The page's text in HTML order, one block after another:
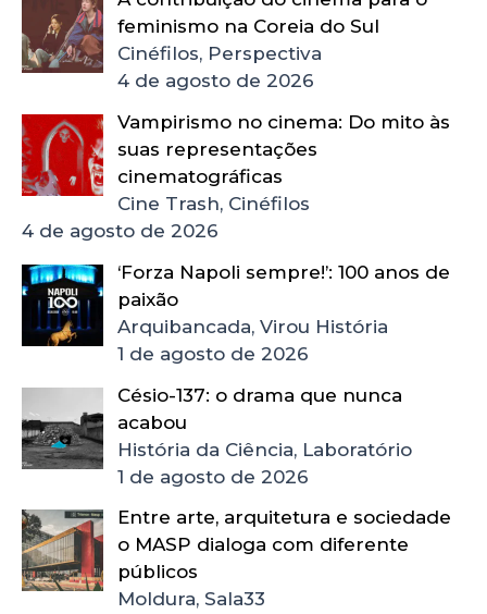
feminismo na Coreia do Sul
Cinéfilos, Perspectiva
4 de agosto de 2026
Vampirismo no cinema: Do mito às
suas representações
cinematográficas
Cine Trash, Cinéfilos
4 de agosto de 2026
‘Forza Napoli sempre!’: 100 anos de
paixão
Arquibancada, Virou História
1 de agosto de 2026
Césio-137: o drama que nunca
acabou
História da Ciência, Laboratório
1 de agosto de 2026
Entre arte, arquitetura e sociedade
o MASP dialoga com diferente
públicos
Moldura, Sala33